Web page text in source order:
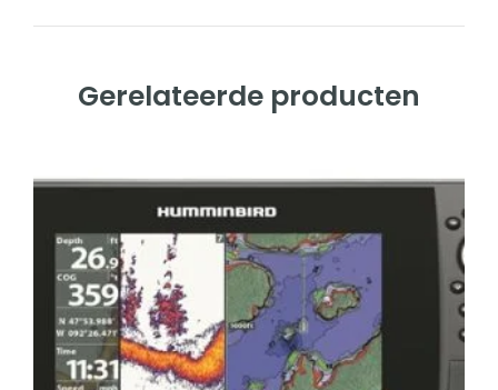
Gerelateerde producten